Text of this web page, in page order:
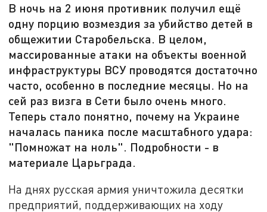
В ночь на 2 июня противник получил ещё
одну порцию возмездия за убийство детей в
общежитии Старобельска. В целом,
массированные атаки на объекты военной
инфраструктуры ВСУ проводятся достаточно
часто, особенно в последние месяцы. Но на
сей раз визга в Сети было очень много.
Теперь стало понятно, почему на Украине
началась паника после масштабного удара:
"Помножат на ноль". Подробности - в
материале Царьграда.
На днях русская армия уничтожила десятки
предприятий, поддерживающих на ходу